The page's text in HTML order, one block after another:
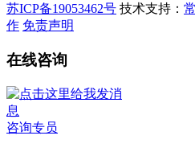
苏ICP备19053462号 技术支持：
作 免责声明
在线咨询
咨询专员